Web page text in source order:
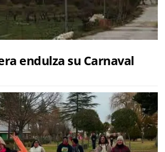
endulza su Carnaval